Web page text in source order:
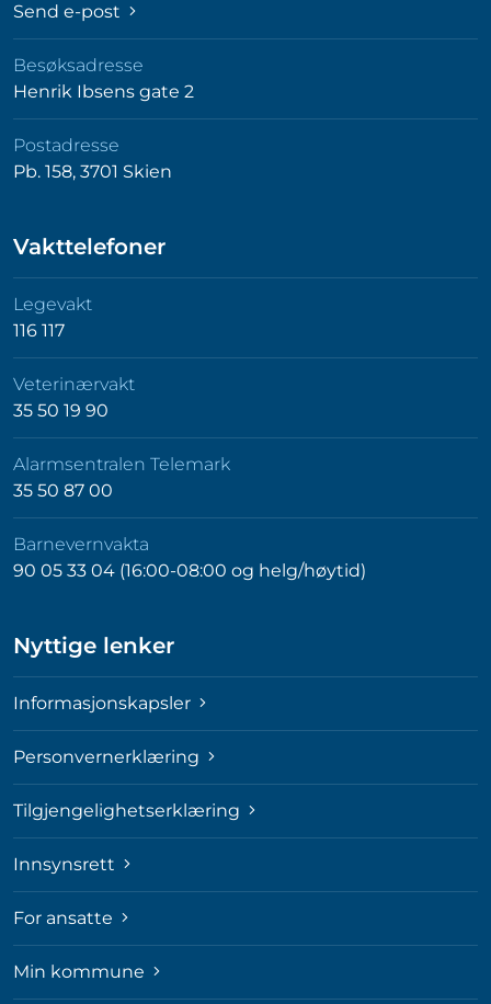
Send e-post
Besøksadresse
Henrik Ibsens gate 2
Postadresse
Pb. 158, 3701 Skien
Vakttelefoner
Legevakt
116 117
Veterinærvakt
35 50 19 90
Alarmsentralen Telemark
35 50 87 00
Barnevernvakta
90 05 33 04 (16:00-08:00 og helg/høytid)
Nyttige lenker
Informasjonskapsler
Personvernerklæring
Tilgjengelighetserklæring
Innsynsrett
For ansatte
Min kommune